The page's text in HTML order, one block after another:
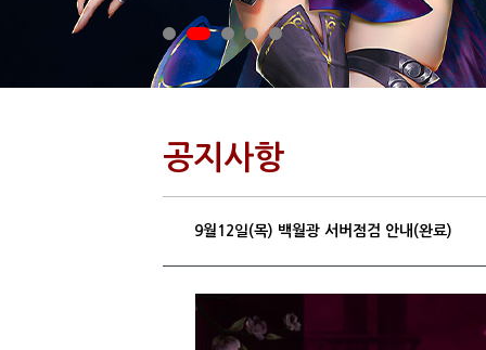
공지사항
9월12일(목) 백월광 서버점검 안내(완료)